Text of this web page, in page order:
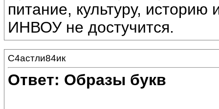
питание, культуру, историю
ИНВОУ не достучится.
С4астли84ик
Ответ: Образы букв